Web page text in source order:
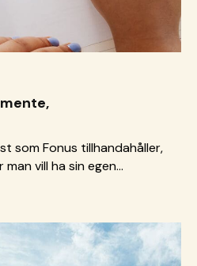
som Fonus tillhandahåller,
man vill ha sin egen
kan man också fylla i
att de anhöriga ska veta
finns. Sveriges
har en liknande